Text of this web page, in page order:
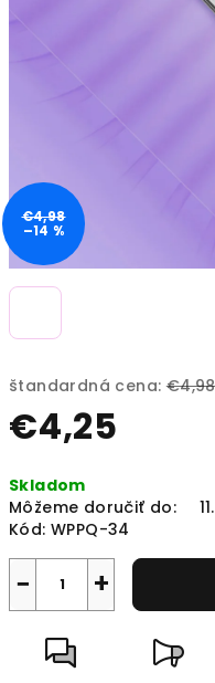
štandardná cena: €4,98
€4,25
cena:
Skladom
Môžeme doručiť do:
Kód: WPPQ-34
+
−
€4,98
–14 %